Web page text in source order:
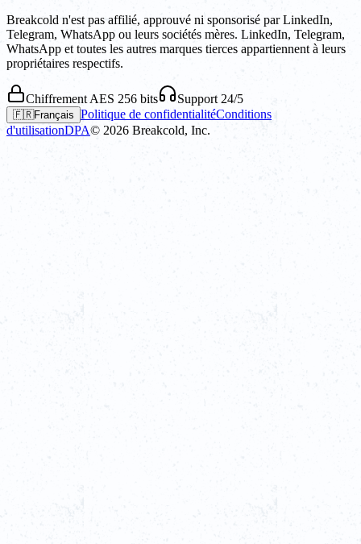
Breakcold n'est pas affilié, approuvé ni sponsorisé par LinkedIn,
Telegram, WhatsApp ou leurs sociétés mères. LinkedIn, Telegram,
WhatsApp et toutes les autres marques tierces appartiennent à leurs
propriétaires respectifs.
Chiffrement AES 256 bits Support 24/5
🇫🇷Français Politique de confidentialitéConditions
d'utilisationDPA© 2026 Breakcold, Inc.